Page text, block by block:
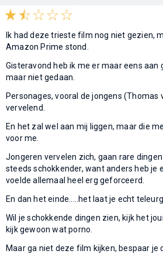
Ik had deze trieste film nog niet gezien,
Amazon Prime stond.
Gisteravond heb ik me er maar eens aan
maar niet gedaan.
Personages, vooral de jongens
vervelend.
En het zal wel aan mij liggen, maar die
voor me.
Jongeren vervelen zich, gaan rare
steeds schokkender, want anders heb je
voelde allemaal heel erg geforceerd.
En dan het einde.....het laat je echt
Wil je schokkende dingen zien, kijk het
kijk gewoon wat porno.
Maar ga niet deze film kijken, bespaar je